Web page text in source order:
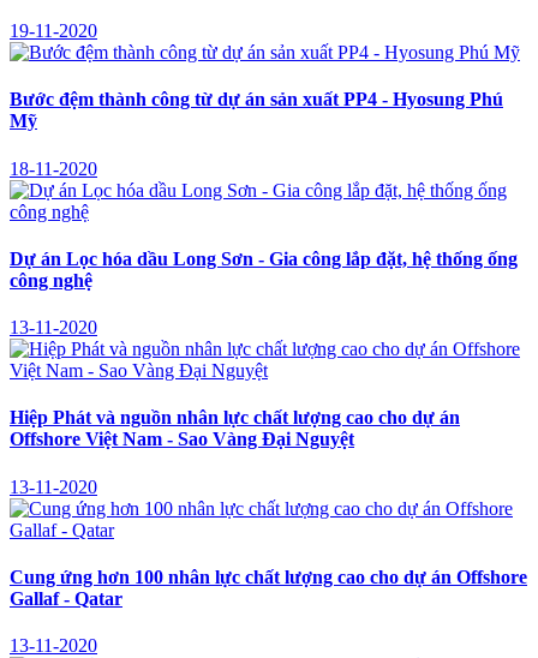
19-11-2020
Bước đệm thành công từ dự án sản xuất PP4 - Hyosung Phú
Mỹ
18-11-2020
Dự án Lọc hóa dầu Long Sơn - Gia công lắp đặt, hệ thống ống
công nghệ
13-11-2020
Hiệp Phát và nguồn nhân lực chất lượng cao cho dự án
Offshore Việt Nam - Sao Vàng Đại Nguyệt
13-11-2020
Cung ứng hơn 100 nhân lực chất lượng cao cho dự án Offshore
Gallaf - Qatar
13-11-2020